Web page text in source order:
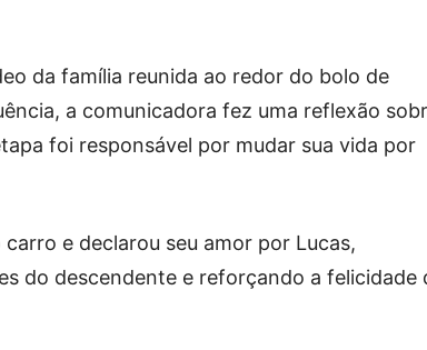
da família reunida ao redor do bolo de
a comunicadora fez uma reflexão
foi responsável por mudar sua vida por
carro e declarou seu amor por Lucas,
do descendente e reforçando a felicidade